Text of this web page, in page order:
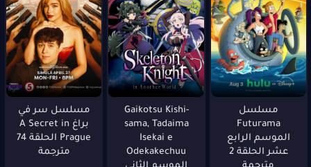
مسلسل
Futurama
الموسم الرابع
عشر الحلقة 2
Gaikotsu Kishi-
sama, Tadaima
Isekai e
Odekakechuu
مسلسل سر في
براغ A Secret in
Prague الحلقة 74
مترجمة